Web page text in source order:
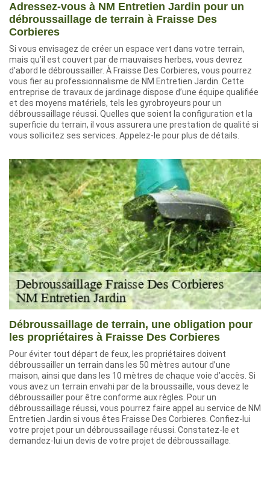
Adressez-vous à NM Entretien Jardin pour un
débroussaillage de terrain à Fraisse Des
Corbieres
Si vous envisagez de créer un espace vert dans votre terrain,
mais qu’il est couvert par de mauvaises herbes, vous devrez
d’abord le débroussailler. À Fraisse Des Corbieres, vous pourrez
vous fier au professionnalisme de NM Entretien Jardin. Cette
entreprise de travaux de jardinage dispose d’une équipe qualifiée
et des moyens matériels, tels les gyrobroyeurs pour un
débroussaillage réussi. Quelles que soient la configuration et la
superficie du terrain, il vous assurera une prestation de qualité si
vous sollicitez ses services. Appelez-le pour plus de détails.
Débroussaillage de terrain, une obligation pour
les propriétaires à Fraisse Des Corbieres
Pour éviter tout départ de feux, les propriétaires doivent
débroussailler un terrain dans les 50 mètres autour d’une
maison, ainsi que dans les 10 mètres de chaque voie d’accès. Si
vous avez un terrain envahi par de la broussaille, vous devez le
débroussailler pour être conforme aux règles. Pour un
débroussaillage réussi, vous pourrez faire appel au service de NM
Entretien Jardin si vous êtes Fraisse Des Corbieres. Confiez-lui
votre projet pour un débroussaillage réussi. Constatez-le et
demandez-lui un devis de votre projet de débroussaillage.